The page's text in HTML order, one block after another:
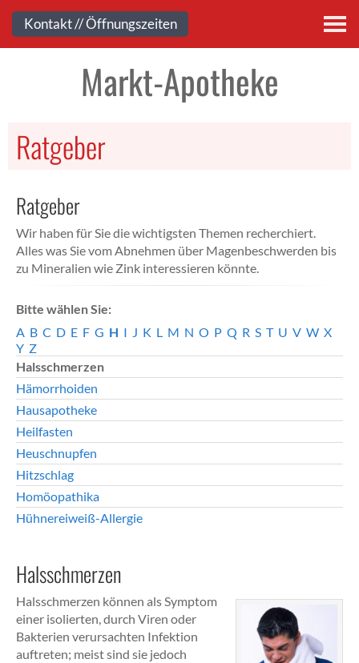
Kontakt
Markt-Apotheke
Ratgeber
Ratgeber
Wir haben für Sie die wichtigsten Themen recherchiert.
Alles was Sie vom Abnehmen über Magenbeschwerden bis
zu Mineralien wie Zink interessieren könnte.
Bitte wählen Sie:
A B C D E F G H I J K L M N O P Q R S T U V W X
Y Z
Halsschmerzen
Hämorrhoiden
Hausapotheke
Heilfasten
Heuschnupfen
Hitzschlag
Homöopathika
Hühnereiweiß-Allergie
Halsschmerzen
Halsschmerzen können als Symptom
einer isolierten, durch Viren oder
Bakterien verursachten Infektion
auftreten; meist sind sie jedoch
Kontakt // Öffnungszeiten